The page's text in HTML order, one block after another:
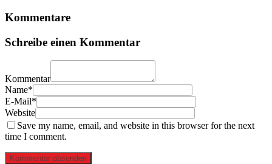
Kommentare
Schreibe einen Kommentar
Kommentar
Name*
E-Mail*
Website
Save my name, email, and website in this browser for the next
time I comment.
Kommentar absenden